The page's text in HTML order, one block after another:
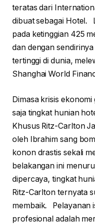
teratas dari
dibuat sebagai Hotel.
pada ketinggian 425
dan dengan
tertinggi di dunia,
Shanghai World
Dimasa krisis
saja tingkat hunian
Khusus Ritz-Carlton
oleh Ibrahim sang
konon drastis sekali
belakangan ini
dipercaya, tingkat
Ritz-Carlton ternyata
membaik. Pelayanan
profesional adalah